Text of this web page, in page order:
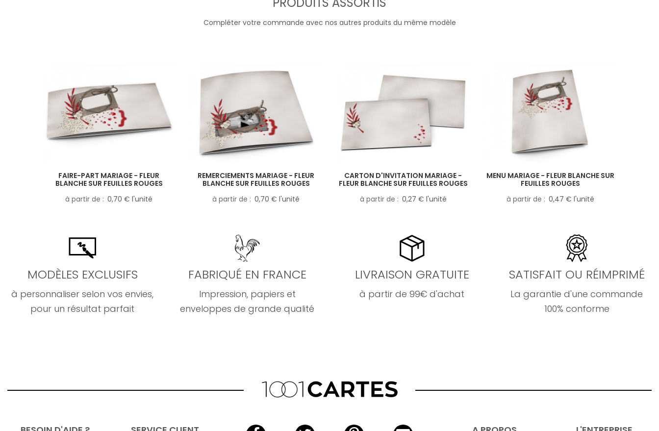
Compléter votre commande avec nos autres produits du même modèle
FAIRE-PART MARIAGE - FLEUR
BLANCHE SUR FEUILLES ROUGES
à partir de
0,70 € l'unité
REMERCIEMENTS MARIAGE - FLEUR
BLANCHE SUR FEUILLES ROUGES
à partir de
0,70 € l'unité
CARTON D'INVITATION MARIAGE -
FLEUR BLANCHE SUR FEUILLES ROUGES
à partir de
0,27 € l'unité
MENU MARIAGE - FLEUR BLANCHE SUR
FEUILLES ROUGES
à partir de
0,47 € l'unité
MODÈLES EXCLUSIFS
à personnaliser selon vos envies,
pour un résultat parfait
FABRIQUÉ EN FRANCE
Impression, papiers et
enveloppes de grande qualité
LIVRAISON GRATUITE
à partir de 99€ d'achat
SATISFAIT OU RÉIMPRIMÉ
La garantie d'une commande
100% conforme